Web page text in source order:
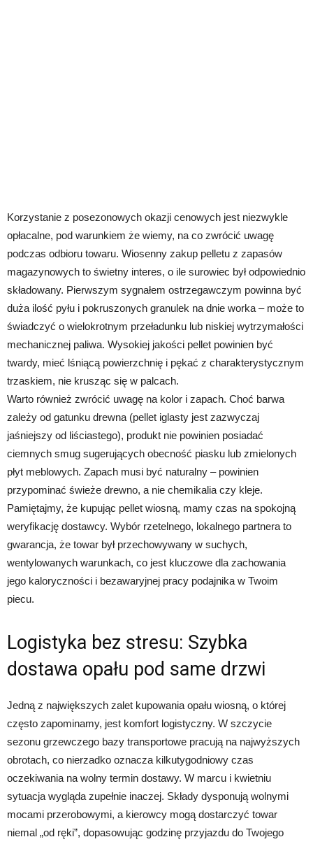
Korzystanie z posezonowych okazji cenowych jest niezwykle
opłacalne, pod warunkiem że wiemy, na co zwrócić uwagę
podczas odbioru towaru. Wiosenny zakup pelletu z zapasów
magazynowych to świetny interes, o ile surowiec był odpowiednio
składowany. Pierwszym sygnałem ostrzegawczym powinna być
duża ilość pyłu i pokruszonych granulek na dnie worka – może to
świadczyć o wielokrotnym przeładunku lub niskiej wytrzymałości
mechanicznej paliwa. Wysokiej jakości pellet powinien być
twardy, mieć lśniącą powierzchnię i pękać z charakterystycznym
trzaskiem, nie krusząc się w palcach.
Warto również zwrócić uwagę na kolor i zapach. Choć barwa
zależy od gatunku drewna (pellet iglasty jest zazwyczaj
jaśniejszy od liściastego), produkt nie powinien posiadać
ciemnych smug sugerujących obecność piasku lub zmielonych
płyt meblowych. Zapach musi być naturalny – powinien
przypominać świeże drewno, a nie chemikalia czy kleje.
Pamiętajmy, że kupując pellet wiosną, mamy czas na spokojną
weryfikację dostawcy. Wybór rzetelnego, lokalnego partnera to
gwarancja, że towar był przechowywany w suchych,
wentylowanych warunkach, co jest kluczowe dla zachowania
jego kaloryczności i bezawaryjnej pracy podajnika w Twoim
piecu.
Logistyka bez stresu: Szybka
dostawa opału pod same drzwi
Jedną z największych zalet kupowania opału wiosną, o której
często zapominamy, jest komfort logistyczny. W szczycie
sezonu grzewczego bazy transportowe pracują na najwyższych
obrotach, co nierzadko oznacza kilkutygodniowy czas
oczekiwania na wolny termin dostawy. W marcu i kwietniu
sytuacja wygląda zupełnie inaczej. Składy dysponują wolnymi
mocami przerobowymi, a kierowcy mogą dostarczyć towar
niemal „od ręki”, dopasowując godzinę przyjazdu do Twojego